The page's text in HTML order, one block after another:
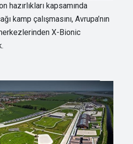
hazırlıkları kapsamında
kamp çalışmasını, Avrupa’nın
X-Bionic